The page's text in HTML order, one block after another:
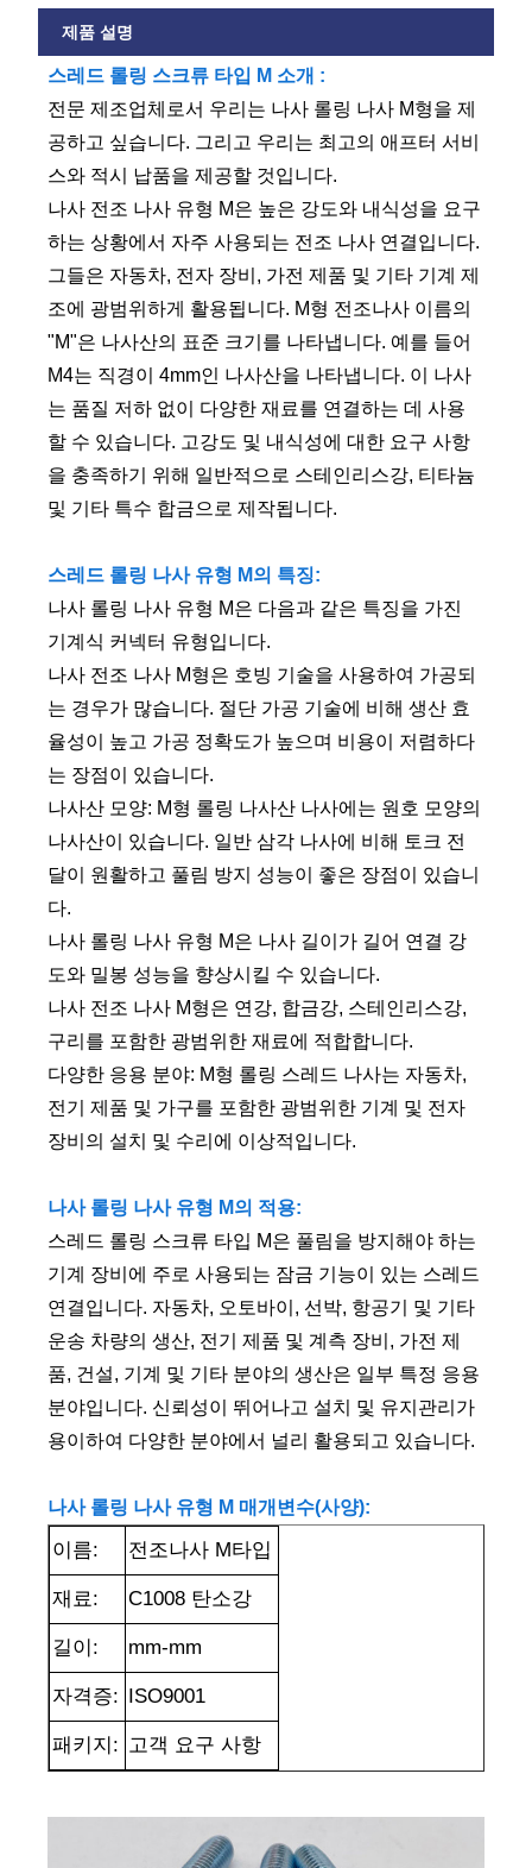
제품 설명
스레드 롤링 스크류 타입 M 소개 :
전문 제조업체로서 우리는 나사 롤링 나사 M형을 제
공하고 싶습니다. 그리고 우리는 최고의 애프터 서비
스와 적시 납품을 제공할 것입니다.
나사 전조 나사 유형 M은 높은 강도와 ​​내식성을 요구
하는 상황에서 자주 사용되는 전조 나사 연결입니다.
그들은 자동차, 전자 장비, 가전 제품 및 기타 기계 제
조에 광범위하게 활용됩니다. M형 전조나사 이름의
"M"은 나사산의 표준 크기를 나타냅니다. 예를 들어
M4는 직경이 4mm인 나사산을 나타냅니다. 이 나사
는 품질 저하 없이 다양한 재료를 연결하는 데 사용
할 수 있습니다. 고강도 및 내식성에 대한 요구 사항
을 충족하기 위해 일반적으로 스테인리스강, 티타늄
및 기타 특수 합금으로 제작됩니다.
스레드 롤링 나사 유형 M의 특징:
나사 롤링 나사 유형 M은 다음과 같은 특징을 가진
기계식 커넥터 유형입니다.
나사 전조 나사 M형은 호빙 기술을 사용하여 가공되
는 경우가 많습니다. 절단 가공 기술에 비해 생산 효
율성이 높고 가공 정확도가 높으며 비용이 저렴하다
는 장점이 있습니다.
나사산 모양: M형 롤링 나사산 나사에는 원호 모양의
나사산이 있습니다. 일반 삼각 나사에 비해 토크 전
달이 원활하고 풀림 방지 성능이 좋은 장점이 있습니
다.
나사 롤링 나사 유형 M은 나사 길이가 길어 연결 강
도와 밀봉 성능을 향상시킬 수 있습니다.
나사 전조 나사 M형은 연강, 합금강, 스테인리스강,
구리를 포함한 광범위한 재료에 적합합니다.
다양한 응용 분야: M형 롤링 스레드 나사는 자동차,
전기 제품 및 가구를 포함한 광범위한 기계 및 전자
장비의 설치 및 수리에 이상적입니다.
나사 롤링 나사 유형 M의 적용:
스레드 롤링 스크류 타입 M은 풀림을 방지해야 하는
기계 장비에 주로 사용되는 잠금 기능이 있는 스레드
연결입니다. 자동차, 오토바이, 선박, 항공기 및 기타
운송 차량의 생산, 전기 제품 및 계측 장비, 가전 제
품, 건설, 기계 및 기타 분야의 생산은 일부 특정 응용
분야입니다. 신뢰성이 뛰어나고 설치 및 유지관리가
용이하여 다양한 분야에서 널리 활용되고 있습니다.
나사 롤링 나사 유형 M 매개변수(사양):
이름: 전조나사 M타입
재료: C1008 탄소강
길이: mm-mm
자격증: ISO9001
패키지: 고객 요구 사항